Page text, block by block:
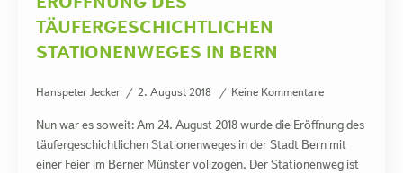
TÄUFERGESCHICHTLICHEN
STATIONENWEGES IN BERN
Hanspeter Jecker 2. August 2018 Keine Kommentare
Nun war es soweit: Am 24. August 2018 wurde die Eröffnung des
täufergeschichtlichen Stationenweges in der Stadt Bern mit
einer Feier im Berner Münster vollzogen. Der Stationenweg ist